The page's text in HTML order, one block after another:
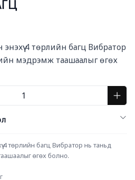
4 төрлийн багц Вибратор
мэдрэмж таашаалыг өгөх
4 төрлийн багц Вибратор нь таньд
өгөх болно.